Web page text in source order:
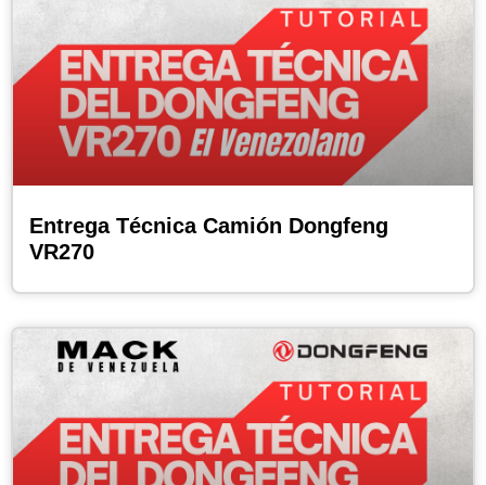
Entrega Técnica Camión Dongfeng
VR270